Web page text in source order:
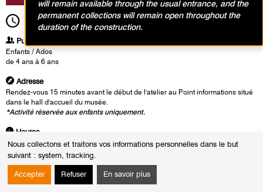
Nous collectons et traitons vos informations personnelles dans le but
suivant : system, tracking.
Accepter Refuser En savoir plus
11h00 1h30
Publics
Enfants / Ados
de 4 ans à 6 ans
Adresse
Rendez-vous 15 minutes avant le début de l'atelier au Point informations situé
dans le hall d'accueil du musée.
*Activité réservée aux enfants uniquement.
Heures
Du :
Mercredi 5 juin 2024
au :
Jeudi 22 août 2024
will remain available through the usual entrance, and the
permanent collections will remain open throughout the
duration of the construction.